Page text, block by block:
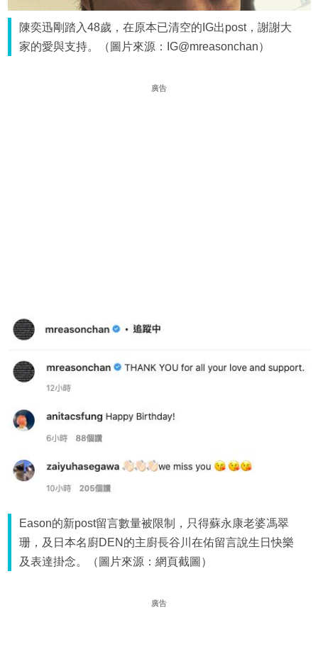
陳奕迅剛踏入48歲，在原本已清空的IG出post，謝謝大
家的愛與支持。（圖片來源：IG@mreasonchan）
廣告
Eason的新post留言數量被限制，只得蘇永康老婆馮翠
珊，及日本名廚DEN的主廚長谷川在佑留言說生日快樂
及表達掛念。（圖片來源：網頁截圖）
廣告